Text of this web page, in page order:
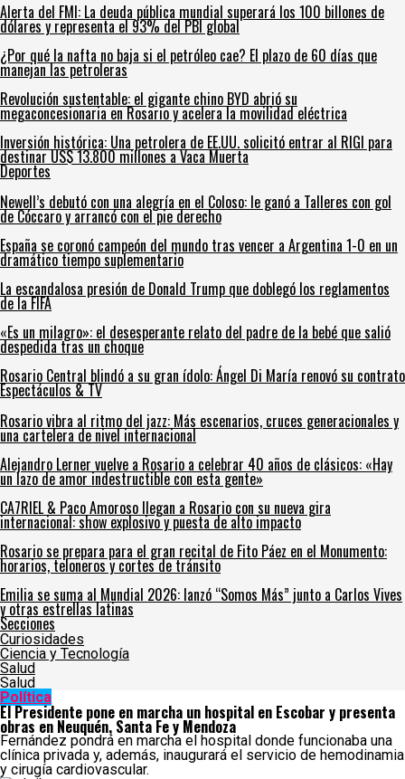
Alerta del FMI: La deuda pública mundial superará los 100 billones de
dólares y representa el 93% del PBI global
¿Por qué la nafta no baja si el petróleo cae? El plazo de 60 días que
manejan las petroleras
Revolución sustentable: el gigante chino BYD abrió su
megaconcesionaria en Rosario y acelera la movilidad eléctrica
Inversión histórica: Una petrolera de EE.UU. solicitó entrar al RIGI para
destinar US$ 13.800 millones a Vaca Muerta
Deportes
Newell’s debutó con una alegría en el Coloso: le ganó a Talleres con gol
de Cóccaro y arrancó con el pie derecho
España se coronó campeón del mundo tras vencer a Argentina 1-0 en un
dramático tiempo suplementario
La escandalosa presión de Donald Trump que doblegó los reglamentos
de la FIFA
«Es un milagro»: el desesperante relato del padre de la bebé que salió
despedida tras un choque
Rosario Central blindó a su gran ídolo: Ángel Di María renovó su contrato
Espectáculos & TV
Rosario vibra al ritmo del jazz: Más escenarios, cruces generacionales y
una cartelera de nivel internacional
Alejandro Lerner vuelve a Rosario a celebrar 40 años de clásicos: «Hay
un lazo de amor indestructible con esta gente»
CA7RIEL & Paco Amoroso llegan a Rosario con su nueva gira
internacional: show explosivo y puesta de alto impacto
Rosario se prepara para el gran recital de Fito Páez en el Monumento:
horarios, teloneros y cortes de tránsito
Emilia se suma al Mundial 2026: lanzó “Somos Más” junto a Carlos Vives
y otras estrellas latinas
Secciones
Curiosidades
Ciencia y Tecnología
Salud
Salud
Política
El Presidente pone en marcha un hospital en Escobar y presenta
obras en Neuquén, Santa Fe y Mendoza
Fernández pondrá en marcha el hospital donde funcionaba una
clínica privada y, además, inaugurará el servicio de hemodinamia
y cirugía cardiovascular.